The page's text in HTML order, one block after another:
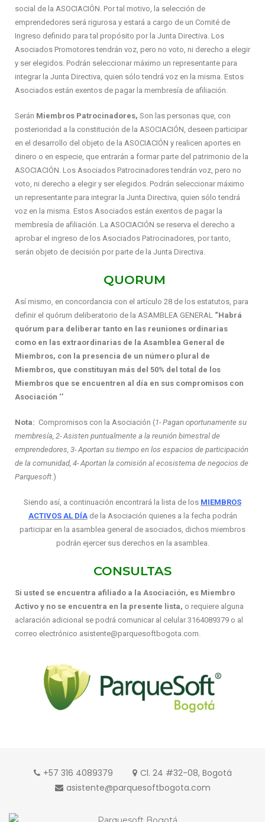
social de la ASOCIACIÓN. Por tal motivo, la selección de
emprendedores será rigurosa y estará a cargo de un Comité de
Ingreso definido para tal propósito por la Junta Directiva. Los
Asociados Promotores tendrán voz, pero no voto, ni derecho a elegir
y ser elegidos. Podrán seleccionar máximo un representante para
integrar la Junta Directiva, quien sólo tendrá voz en la misma. Estos
Asociados están exentos de pagar la membresía de afiliación.
Serán Miembros Patrocinadores, Son las personas que, con
posterioridad a la constitución de la ASOCIACIÓN, deseen participar
en el desarrollo del objeto de la ASOCIACIÓN y realicen aportes en
dinero o en especie, que entrarán a formar parte del patrimonio de la
ASOCIACIÓN. Los Asociados Patrocinadores tendrán voz, pero no
voto, ni derecho a elegir y ser elegidos. Podrán seleccionar máximo
un representante para integrar la Junta Directiva, quien sólo tendrá
voz en la misma. Estos Asociados están exentos de pagar la
membresía de afiliación. La ASOCIACIÓN se reserva el derecho a
aprobar el ingreso de los Asociados Patrocinadores, por tanto,
serán objeto de decisión por parte de la Junta Directiva.
QUORUM
Así mismo, en concordancia con el artículo 28 de los estatutos, para
definir el quórum deliberatorio de la ASAMBLEA GENERAL “Habrá
quórum para deliberar tanto en las reuniones ordinarias
como en las extraordinarias de la Asamblea General de
Miembros, con la presencia de un número plural de
Miembros, que constituyan más del 50% del total de los
Miembros que se encuentren al día en sus compromisos con
Asociación ‘’
Nota: Compromisos con la Asociación (1- Pagan oportunamente su
membresía, 2- Asisten puntualmente a la reunión bimestral de
emprendedores, 3- Aportan su tiempo en los espacios de participación
de la comunidad, 4- Aportan la comisión al ecosistema de negocios de
Parquesoft .)
Siendo así, a continuación encontrará la lista de los MIEMBROS
ACTIVOS AL DÍA de la Asociación quienes a la fecha podrán
participar en la asamblea general de asociados, dichos miembros
podrán ejercer sus derechos en la asamblea.
CONSULTAS
Si usted se encuentra afiliado a la Asociación, es Miembro
Activo y no se encuentra en la presente lista, o requiere alguna
aclaración adicional se podrá comunicar al celular 3164089379 o al
correo electrónico asistente@parquesoftbogota.com.
+57 316 4089379
Cl. 24 #32-08, Bogotá
asistente@parquesoftbogota.com